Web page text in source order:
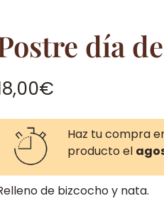
día
€
Haz tu compra
producto el
de bizcocho y nata.